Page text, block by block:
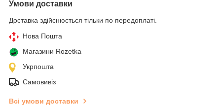
Умови доставки
Доставка здійснюється тільки по передоплаті.
Нова Пошта
Магазини Rozetka
Укрпошта
Самовивіз
Всі умови доставки